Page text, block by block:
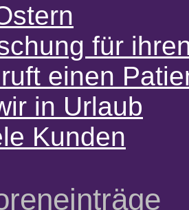
für
einen
in Urlaub
Kunden